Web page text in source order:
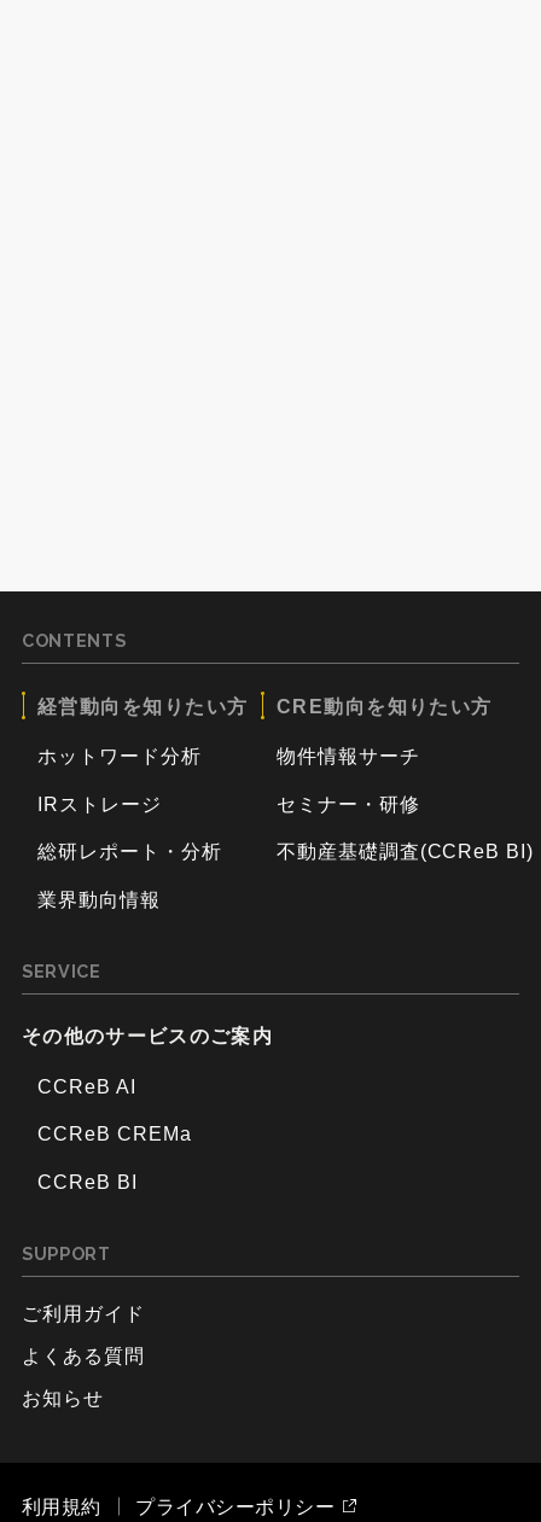
CONTENTS
経営動向を知りたい方
ホットワード分析
IRストレージ
総研レポート・分析
業界動向情報
CRE動向を知りたい方
物件情報サーチ
セミナー・研修
不動産基礎調査(CCReB BI)
SERVICE
その他のサービスのご案内
CCReB AI
CCReB CREMa
CCReB BI
SUPPORT
ご利用ガイド
よくある質問
お知らせ
利用規約 プライバシーポリシー